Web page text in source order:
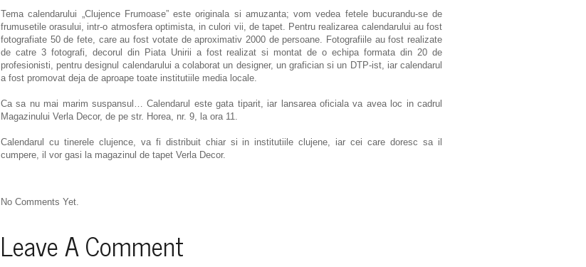
Tema calendarului „Clujence Frumoase” este originala si amuzanta; vom vedea fetele bucurandu-se de
frumusetile orasului, intr-o atmosfera optimista, in culori vii, de tapet. Pentru realizarea calendarului au fost
fotografiate 50 de fete, care au fost votate de aproximativ 2000 de persoane. Fotografiile au fost realizate
de catre 3 fotografi, decorul din Piata Unirii a fost realizat si montat de o echipa formata din 20 de
profesionisti, pentru designul calendarului a colaborat un designer, un grafician si un DTP-ist, iar calendarul
a fost promovat deja de aproape toate institutiile media locale.
Ca sa nu mai marim suspansul… Calendarul este gata tiparit, iar lansarea oficiala va avea loc in cadrul
Magazinului Verla Decor, de pe str. Horea, nr. 9, la ora 11.
Calendarul cu tinerele clujence, va fi distribuit chiar si in institutiile clujene, iar cei care doresc sa il
cumpere, il vor gasi la magazinul de tapet Verla Decor.
No Comments Yet.
Leave A Comment